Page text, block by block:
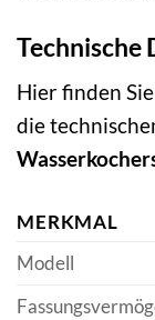
Technische
Hier finden
die
MERKMAL
Modell